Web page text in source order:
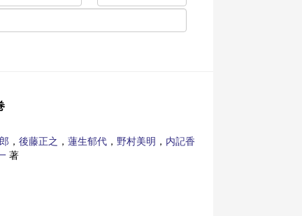
， 後藤正之 ， 蓮生郁代 ， 野村美明 ， 内記香
著